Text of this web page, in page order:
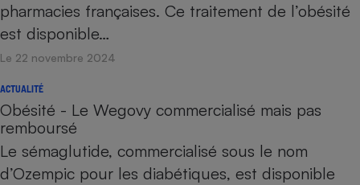
pharmacies françaises. Ce traitement de l’obésité
est disponible…
Le 22 novembre 2024
ACTUALITÉ
Obésité - Le Wegovy commercialisé mais pas
remboursé
Le sémaglutide, commercialisé sous le nom
d’Ozempic pour les diabétiques, est disponible